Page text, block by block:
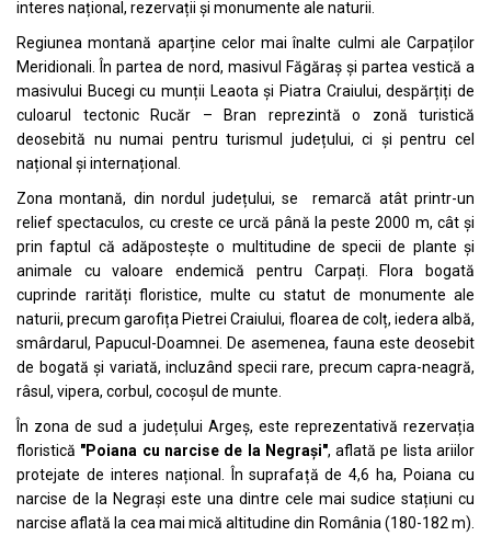
interes național, rezervații și monumente ale naturii.
Regiunea montană aparține celor mai înalte culmi ale Carpaților
Meridionali. În partea de nord, masivul Făgăraș și partea vestică a
masivului Bucegi cu munții Leaota și Piatra Craiului, despărțiți de
culoarul tectonic Rucăr – Bran reprezintă o zonă turistică
deosebită nu numai pentru turismul județului, ci și pentru cel
național și internațional.
Zona montană, din nordul județului, se remarcă atât printr-un
relief spectaculos, cu creste ce urcă până la peste 2000 m, cât și
prin faptul că adăpostește o multitudine de specii de plante și
animale cu valoare endemică pentru Carpați. Flora bogată
cuprinde rarități floristice, multe cu statut de monumente ale
naturii, precum garofița Pietrei Craiului, floarea de colț, iedera albă,
smârdarul, Papucul-Doamnei. De asemenea, fauna este deosebit
de bogată și variată, incluzând specii rare, precum capra-neagră,
râsul, vipera, corbul, cocoșul de munte.
În zona de sud a județului Argeș, este reprezentativă rezervația
floristică "Poiana cu narcise de la Negrași", aflată pe lista ariilor
protejate de interes național. În suprafață de 4,6 ha, Poiana cu
narcise de la Negrași este una dintre cele mai sudice stațiuni cu
narcise aflată la cea mai mică altitudine din România (180-182 m).